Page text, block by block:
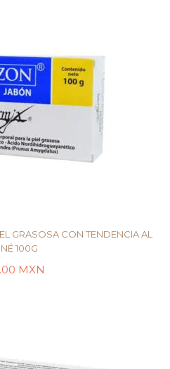
GRASOSA CON TENDENCIA AL
100G
MXN